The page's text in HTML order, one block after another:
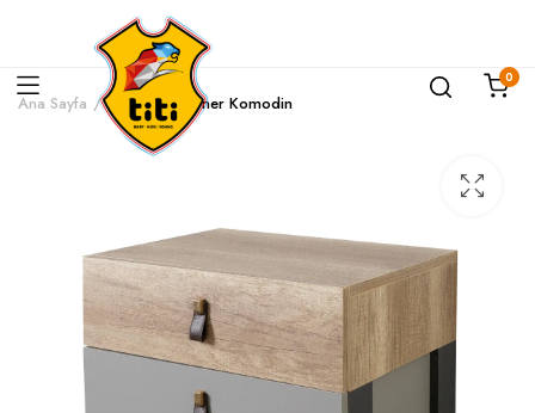
0
Ana Sayfa Corner Corner Komodin